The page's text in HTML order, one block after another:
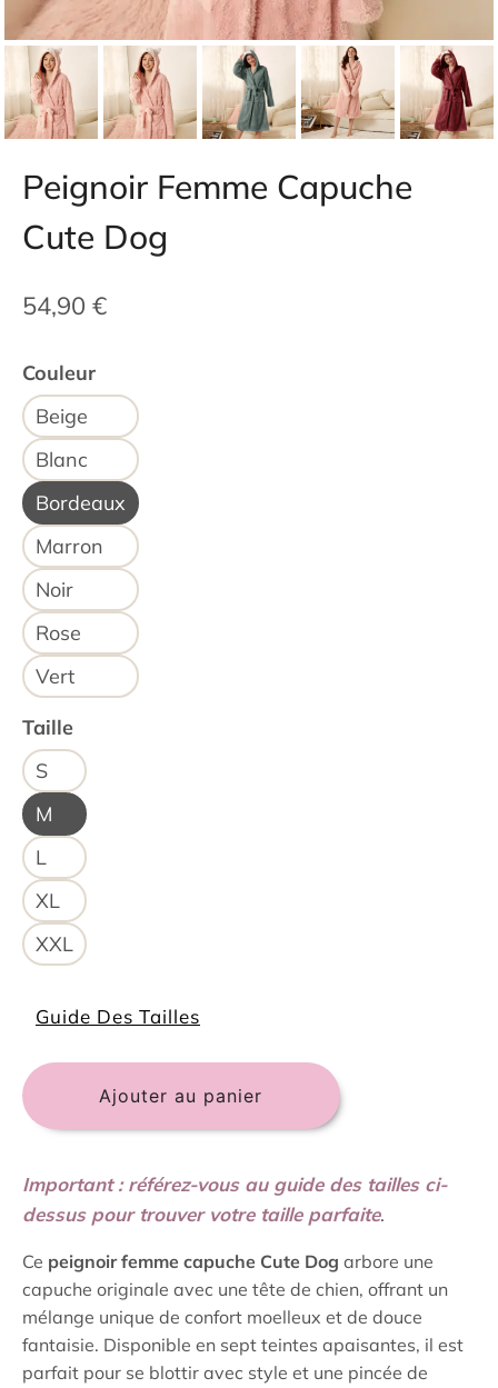
Peignoir Femme Capuche
Cute Dog
54,90 €
Couleur
Beige
Blanc
Bordeaux
Marron
Noir
Rose
Vert
Taille
S
M
L
XL
XXL
Guide Des Tailles
Ajouter au panier
Important : référez-vous au guide des tailles ci-
dessus pour trouver votre taille parfaite.
Ce peignoir femme capuche Cute Dog arbore une
capuche originale avec une tête de chien, offrant un
mélange unique de confort moelleux et de douce
fantaisie. Disponible en sept teintes apaisantes, il est
parfait pour se blottir avec style et une pincée de